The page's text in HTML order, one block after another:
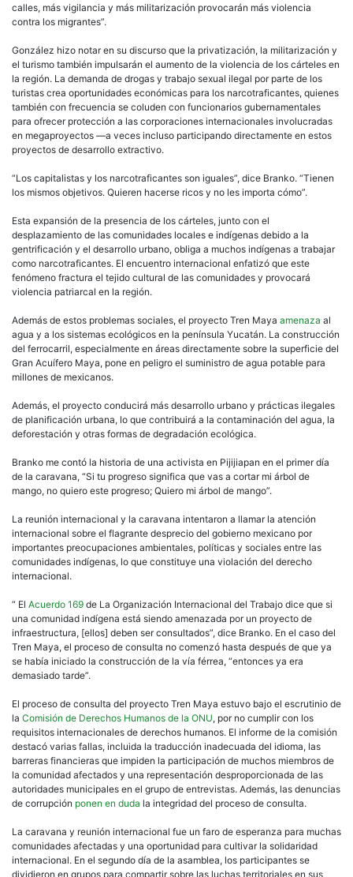
calles, más vigilancia y más militarización provocarán más violencia
contra los migrantes”.
González hizo notar en su discurso que la privatización, la militarización y
el turismo también impulsarán el aumento de la violencia de los cárteles en
la región. La demanda de drogas y trabajo sexual ilegal por parte de los
turistas crea oportunidades económicas para los narcotraficantes, quienes
también con frecuencia se coluden con funcionarios gubernamentales
para ofrecer protección a las corporaciones internacionales involucradas
en megaproyectos —a veces incluso participando directamente en estos
proyectos de desarrollo extractivo.
“Los capitalistas y los narcotraficantes son iguales”, dice Branko. “Tienen
los mismos objetivos. Quieren hacerse ricos y no les importa cómo”.
Esta expansión de la presencia de los cárteles, junto con el
desplazamiento de las comunidades locales e indígenas debido a la
gentrificación y el desarrollo urbano, obliga a muchos indígenas a trabajar
como narcotraficantes. El encuentro internacional enfatizó que este
fenómeno fractura el tejido cultural de las comunidades y provocará
violencia patriarcal en la región.
Además de estos problemas sociales, el proyecto Tren Maya amenaza al
agua y a los sistemas ecológicos en la península Yucatán. La construcción
del ferrocarril, especialmente en áreas directamente sobre la superficie del
Gran Acuífero Maya, pone en peligro el suministro de agua potable para
millones de mexicanos.
Además, el proyecto conducirá más desarrollo urbano y prácticas ilegales
de planificación urbana, lo que contribuirá a la contaminación del agua, la
deforestación y otras formas de degradación ecológica.
Branko me contó la historia de una activista en Pijijiapan en el primer día
de la caravana, “Si tu progreso significa que vas a cortar mi árbol de
mango, no quiero este progreso; Quiero mi árbol de mango”.
La reunión internacional y la caravana intentaron a llamar la atención
internacional sobre el flagrante desprecio del gobierno mexicano por
importantes preocupaciones ambientales, políticas y sociales entre las
comunidades indígenas, lo que constituye una violación del derecho
internacional.
“ El Acuerdo 169 de La Organización Internacional del Trabajo dice que si
una comunidad indígena está siendo amenazada por un proyecto de
infraestructura, [ellos] deben ser consultados”, dice Branko. En el caso del
Tren Maya, el proceso de consulta no comenzó hasta después de que ya
se había iniciado la construcción de la vía férrea, “entonces ya era
demasiado tarde”.
El proceso de consulta del proyecto Tren Maya estuvo bajo el escrutinio de
la Comisión de Derechos Humanos de la ONU, por no cumplir con los
requisitos internacionales de derechos humanos. El informe de la comisión
destacó varias fallas, incluida la traducción inadecuada del idioma, las
barreras financieras que impiden la participación de muchos miembros de
la comunidad afectados y una representación desproporcionada de las
autoridades municipales en el grupo de entrevistas. Además, las denuncias
de corrupción ponen en duda la integridad del proceso de consulta.
La caravana y reunión internacional fue un faro de esperanza para muchas
comunidades afectadas y una oportunidad para cultivar la solidaridad
internacional. En el segundo día de la asamblea, los participantes se
dividieron en grupos para compartir sobre las luchas territoriales en sus